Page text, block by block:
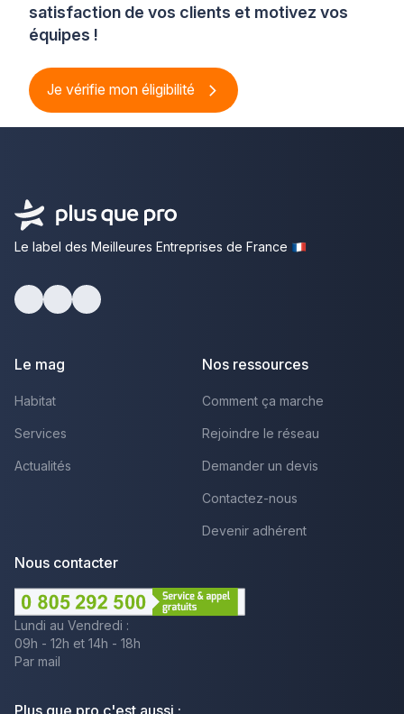
satisfaction de vos clients et motivez vos
équipes !
Je vérifie mon éligibilité
Le label des Meilleures Entreprises de France
Le mag
Habitat
Services
Actualités
Nos ressources
Comment ça marche
Rejoindre le réseau
Demander un devis
Contactez-nous
Devenir adhérent
Nous contacter
Lundi au Vendredi :
09h - 12h et 14h - 18h
Par mail
Plus que pro c'est aussi :